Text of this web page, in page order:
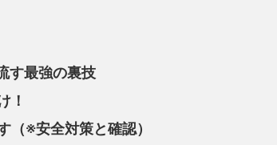
す最強の裏技
！
（※安全対策と確認）